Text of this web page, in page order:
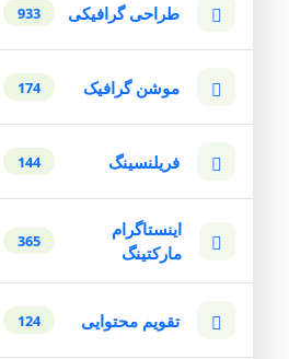
طراحی گرافیکی 933
موشن گرافیک 174
فریلنسینگ 144
اینستاگرام
مارکتینگ
365
تقویم محتوایی 124